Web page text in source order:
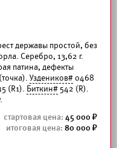
державы простой, без
Серебро, 13,62 г.
патина, дефекты
Уздеников# 0468
(R1). Биткин# 542 (R).
.
45 000
80 000